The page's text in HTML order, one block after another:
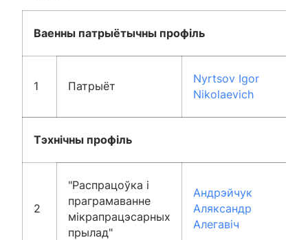
Ваенны патрыётычны профіль
1 Патрыёт
Nyrtsov Igor
Nikolaevich
Тэхнічны профіль
2
"Распрацоўка і
праграмаванне
мікрапрацэсарных
прылад"
Андрэйчук
Аляксандр
Алегавіч